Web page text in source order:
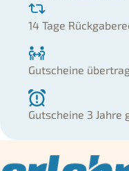
14 Tage
Gutscheine
Gutscheine 3 Jahre